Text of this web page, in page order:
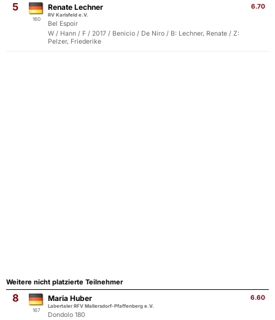
5
160
6.70
Renate Lechner
RV Karlsfeld e.V.
Bel Espoir
W / Hann / F / 2017 / Benicio / De Niro / B: Lechner, Renate / Z:
Pelzer, Friederike
Weitere nicht platzierte Teilnehmer
8
167
6.60
Maria Huber
Labertaler RFV Mallersdorf-Pfaffenberg e.V.
Dondolo 180